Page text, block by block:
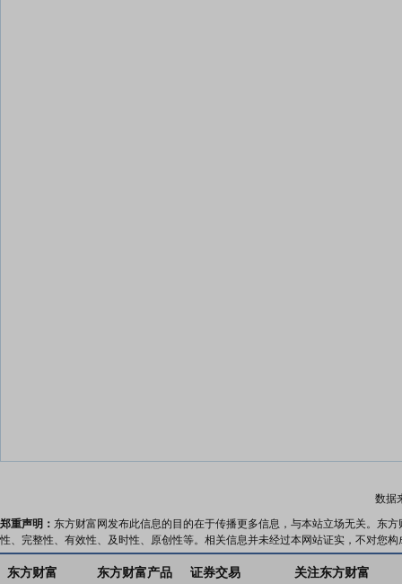
数据
郑重声明： 东方财富网发布此信息的目的在于传播更多信息，与本站立场无关。东
性、完整性、有效性、及时性、原创性等。相关信息并未经过本网站证实，不对您
东方财富 东方财富产品 证券交易 关注东方财富